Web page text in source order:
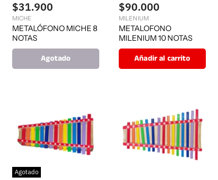
$31.900
MICHE
METALÓFONO MICHE 8
NOTAS
Agotado
$90.000
MILENIUM
METALOFONO
MILENIUM 10 NOTAS
Añadir al carrito
Agotado